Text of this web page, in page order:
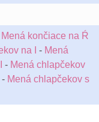
Mená končiace na Ŕ
na I - Mená
- Mená chlapčekov
- Mená chlapčekov s